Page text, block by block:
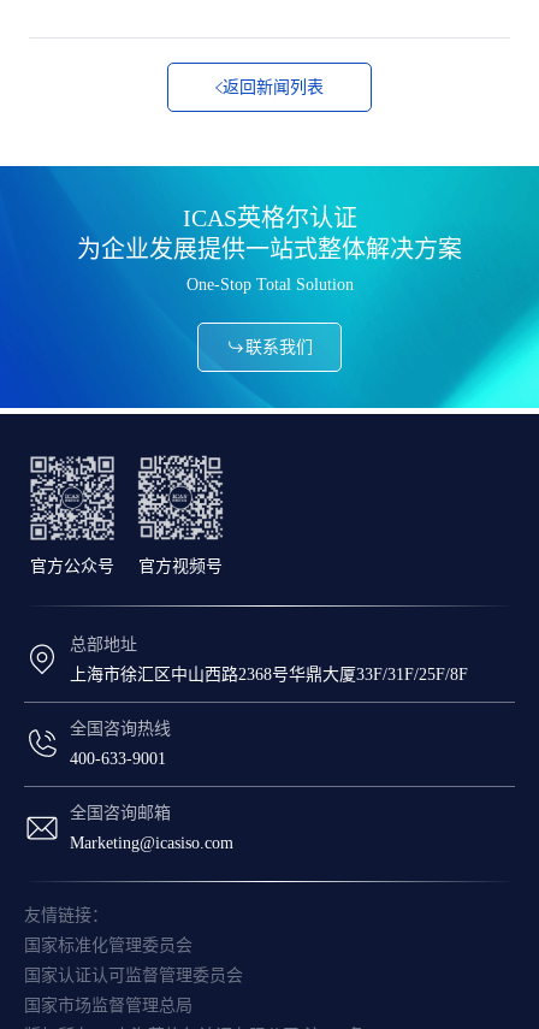
返回新闻列表
ICAS英格尔认证
为企业发展提供一站式整体解决方案
One-Stop Total Solution
联系我们
官方公众号 官方视频号
总部地址
上海市徐汇区中山西路2368号华鼎大厦33F/31F/25F/8F
全国咨询热线
400-633-9001
全国咨询邮箱
Marketing@icasiso.com
友情链接：
国家标准化管理委员会
国家认证认可监督管理委员会
国家市场监督管理总局